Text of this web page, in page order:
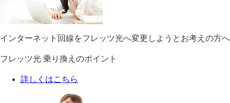
インターネット回線をフレッツ光へ変更しようとお考えの方へ
フレッツ光 乗り換えのポイント
詳しくはこちら